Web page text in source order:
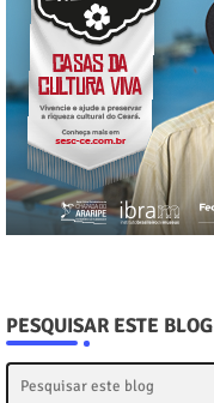
PESQUISAR ESTE BLOG